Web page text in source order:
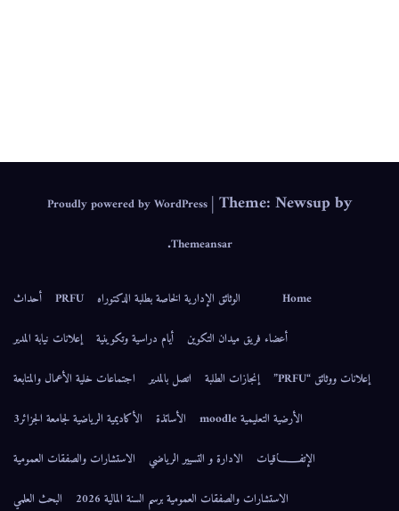
Proudly powered by WordPress |Theme: Newsup by
Themeansar
.
Home الوثائق الإدارية الخاصة بطلبة الدكتوراه PRFU
أحداث
أعضاء فريق ميدان التكوين
أيام دراسية وتكوينية
إعلانات نيابة المدير
إعلانات ووثائق “PRFU”
إنجازات الطلبة اتصل بالمدير
اجتماعات خلية الأعمال والمتابعة
الأرضية التعليمية moodle
الأساتذة
الأكاديمية الرياضية لجامعة الجزائر3
الإتفــــــاقيات
الادارة و التسيير الرياضي
الاستشارات والصفقات العمومية
الاستشارات والصفقات العمومية برسم السنة المالية 2026
البحث العلمي